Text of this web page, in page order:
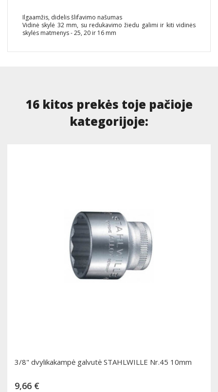
Ilgaamžis, didelis šlifavimo našumas
Vidinė skylė 32 mm, su redukavimo žiedu galimi ir kiti vidinės
skylės matmenys - 25, 20 ir 16 mm
16 kitos prekės toje pačioje
kategorijoje:
3/8" dvylikakampė galvutė STAHLWILLE Nr.45 10mm
9,66 €